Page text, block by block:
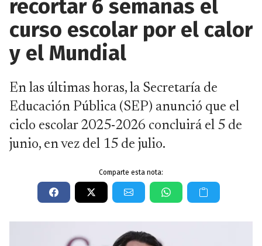
recortar 6 semanas el
curso escolar por el calor
y el Mundial
En las últimas horas, la Secretaría de
Educación Pública (SEP) anunció que el
ciclo escolar 2025-2026 concluirá el 5 de
junio, en vez del 15 de julio.
Comparte esta nota: